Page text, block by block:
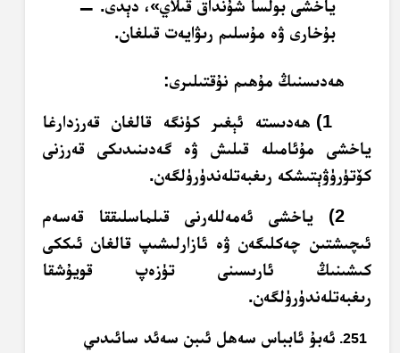
ياخشى بولسا شۇنداق قىلاي»، دېدى. —
بۇخارى ۋە مۇسلىم رىۋايەت قىلغان.
ھەدىسنىڭ مۇھىم نۇقتىلىرى:
1) ھەدىستە ئېغىر كۈنگە قالغان قەرزدارغا
ياخشى مۇئامىلە قىلىش ۋە گەدىنىدىكى قەرزنى
كۆتۈرۈۋېتىشكە رىغبەتلەندۈرۈلگەن.
2) ياخشى ئەمەللەرنى قىلماسلىققا قەسەم
ئىچىشتىن چەكلىگەن ۋە ئازارلىشىپ قالغان ئىككى
كىشىنىڭ ئارىسىنى تۈزەپ قويۇشقا
رىغبەتلەندۈرۈلگەن.
ئەبۇ ئابباس سەھل ئىبن سەئد سائىدىي